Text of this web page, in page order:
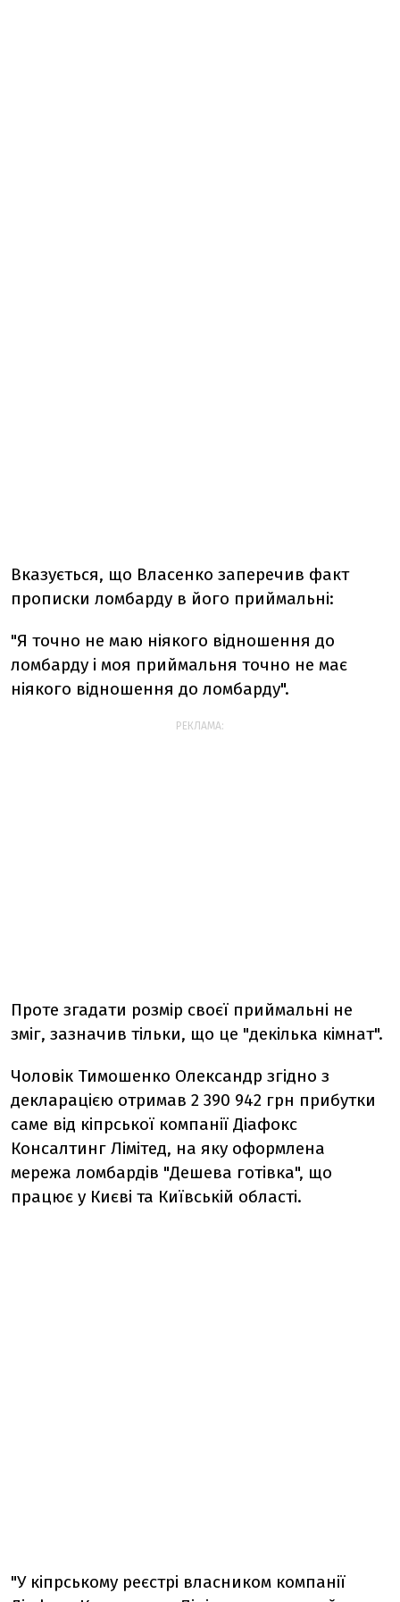
Вказується, що Власенко заперечив факт
прописки ломбарду в його приймальні:
"Я точно не маю ніякого відношення до
ломбарду і моя приймальня точно не має
ніякого відношення до ломбарду".
РЕКЛАМА:
Проте згадати розмір своєї приймальні не
зміг, зазначив тільки, що це "декілька кімнат".
Чоловік Тимошенко Олександр згідно з
декларацією отримав 2 390 942 грн прибутки
саме від кіпрської компанії Діафокс
Консалтинг Лімітед, на яку оформлена
мережа ломбардів "Дешева готівка", що
працює у Києві та Київській області.
"У кіпрському реєстрі власником компанії